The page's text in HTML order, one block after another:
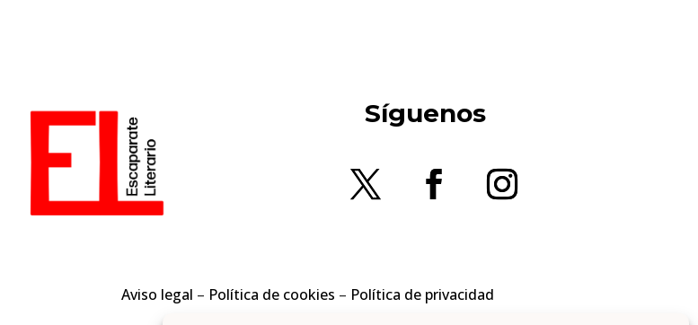
Síguenos
Aviso legal – Política de cookies – Política de privacidad